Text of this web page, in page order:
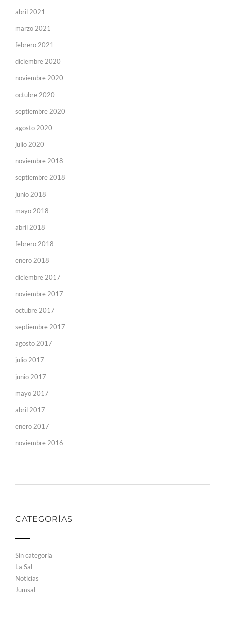
abril 2021
marzo 2021
febrero 2021
diciembre 2020
noviembre 2020
octubre 2020
septiembre 2020
agosto 2020
julio 2020
noviembre 2018
septiembre 2018
junio 2018
mayo 2018
abril 2018
febrero 2018
enero 2018
diciembre 2017
noviembre 2017
octubre 2017
septiembre 2017
agosto 2017
julio 2017
junio 2017
mayo 2017
abril 2017
enero 2017
noviembre 2016
CATEGORÍAS
Sin categoría
La Sal
Noticias
Jumsal